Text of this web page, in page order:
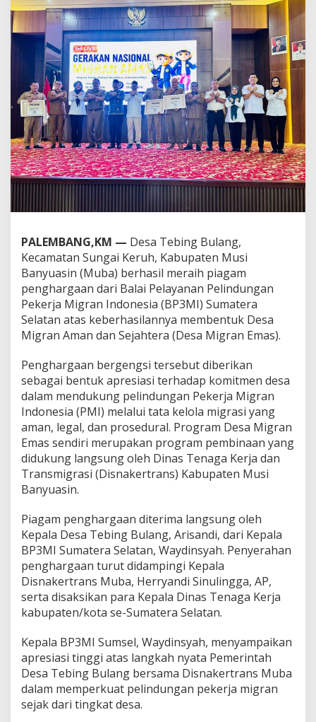
B
u
l
a
n
g
R
a
i
h
P
e
n
g
h
a
n
B
P
3
M
I
S
m
s
e
l
s
e
b
a
g
a
s
a
M
i
g
r
a
n
m
a
s
P
r
o
PALEMBANG,KM — Desa Tebing Bulang,
Kecamatan Sungai Keruh, Kabupaten Musi
Banyuasin (Muba) berhasil meraih piagam
penghargaan dari Balai Pelayanan Pelindungan
Pekerja Migran Indonesia (BP3MI) Sumatera
Selatan atas keberhasilannya membentuk Desa
Migran Aman dan Sejahtera (Desa Migran Emas).
Penghargaan bergengsi tersebut diberikan
sebagai bentuk apresiasi terhadap komitmen desa
dalam mendukung pelindungan Pekerja Migran
Indonesia (PMI) melalui tata kelola migrasi yang
aman, legal, dan prosedural. Program Desa Migran
Emas sendiri merupakan program pembinaan yang
didukung langsung oleh Dinas Tenaga Kerja dan
Transmigrasi (Disnakertrans) Kabupaten Musi
Banyuasin.
Piagam penghargaan diterima langsung oleh
Kepala Desa Tebing Bulang, Arisandi, dari Kepala
BP3MI Sumatera Selatan, Waydinsyah. Penyerahan
penghargaan turut didampingi Kepala
Disnakertrans Muba, Herryandi Sinulingga, AP,
serta disaksikan para Kepala Dinas Tenaga Kerja
kabupaten/kota se-Sumatera Selatan.
Kepala BP3MI Sumsel, Waydinsyah, menyampaikan
apresiasi tinggi atas langkah nyata Pemerintah
Desa Tebing Bulang bersama Disnakertrans Muba
dalam memperkuat pelindungan pekerja migran
sejak dari tingkat desa.